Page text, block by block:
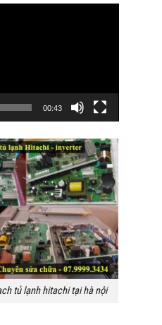
00:43
tủ lạnh hitachi tại hà nội